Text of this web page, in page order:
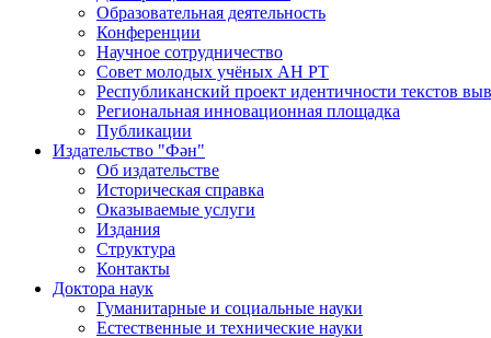
Образовательная деятельность
Конференции
Научное сотрудничество
Совет молодых учёных АН РТ
Республиканский проект идентичности текстов
Региональная инновационная площадка
Публикации
Издательство "Фән"
Об издательстве
Историческая справка
Оказываемые услуги
Издания
Структура
Контакты
Доктора наук
Гуманитарные и социальные науки
Естественные и технические науки